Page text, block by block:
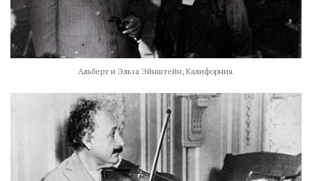
Альберт и Эльза Эйнштейн, Калифорния.